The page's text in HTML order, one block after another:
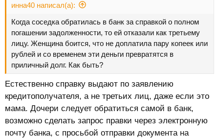
инна40 написал(а):
Когда соседка обратилась в банк за справкой о полном
погашении задолженности, то ей отказали как третьему
лицу. Женщина боится, что не доплатила пару копеек или
рублей и со временем эти деньги превратятся в
приличный долг. Как быть?
Естественно справку выдают по заявлению
кредитополучателя, а не третьих лиц, даже если это
мама. Дочери следует обратиться самой в банк,
возможно сделать запрос правки через электронную
почту банка, с просьбой отправки документа на